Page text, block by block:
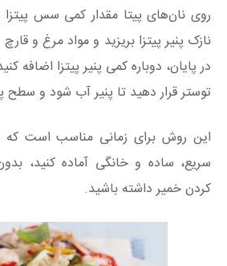
روی نان‌های پیتا مقدار کمی سس
نازک پنیر پیتزا بریزید و مواد مرغ و
در پایان، دوباره کمی پنیر پیتزا اضافه
توستر قرار دهید تا پنیر آب شود و سطح
این روش برای زمانی مناسب است که
سریع، ساده و خانگی آماده کنید،
کردن خمیر داشته باشید.